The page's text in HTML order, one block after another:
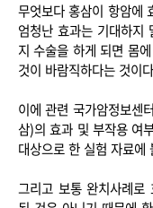
무엇보다 홍삼이 항암에
엄청난 효과는 기대하지
지 수술을 하게 되면 몸
것이 바람직하다는 것이
이에 관련 국가암정보센
삼)의 효과 및 부작용 여
대상으로 한 실험 자료에
그리고 보통 완치사례로